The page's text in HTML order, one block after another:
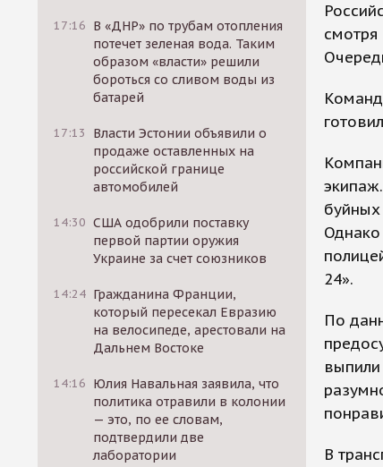
17:16 В «ДНР» по трубам отопления
потечет зеленая вода. Таким
образом «власти» решили
бороться со сливом воды из
батарей
17:13
Власти Эстонии объявили о
продаже оставленных на
российской границе
автомобилей
14:30 США одобрили поставку
первой партии оружия
Украине за счет союзников
14:24 Гражданина Франции,
который пересекал Евразию
на велосипеде, арестовали на
Дальнем Востоке
14:16 Юлия Навальная заявила, что
политика отравили в колонии
— это, по ее словам,
подтвердили две
лаборатории
смотря
Однако
24».
По
В